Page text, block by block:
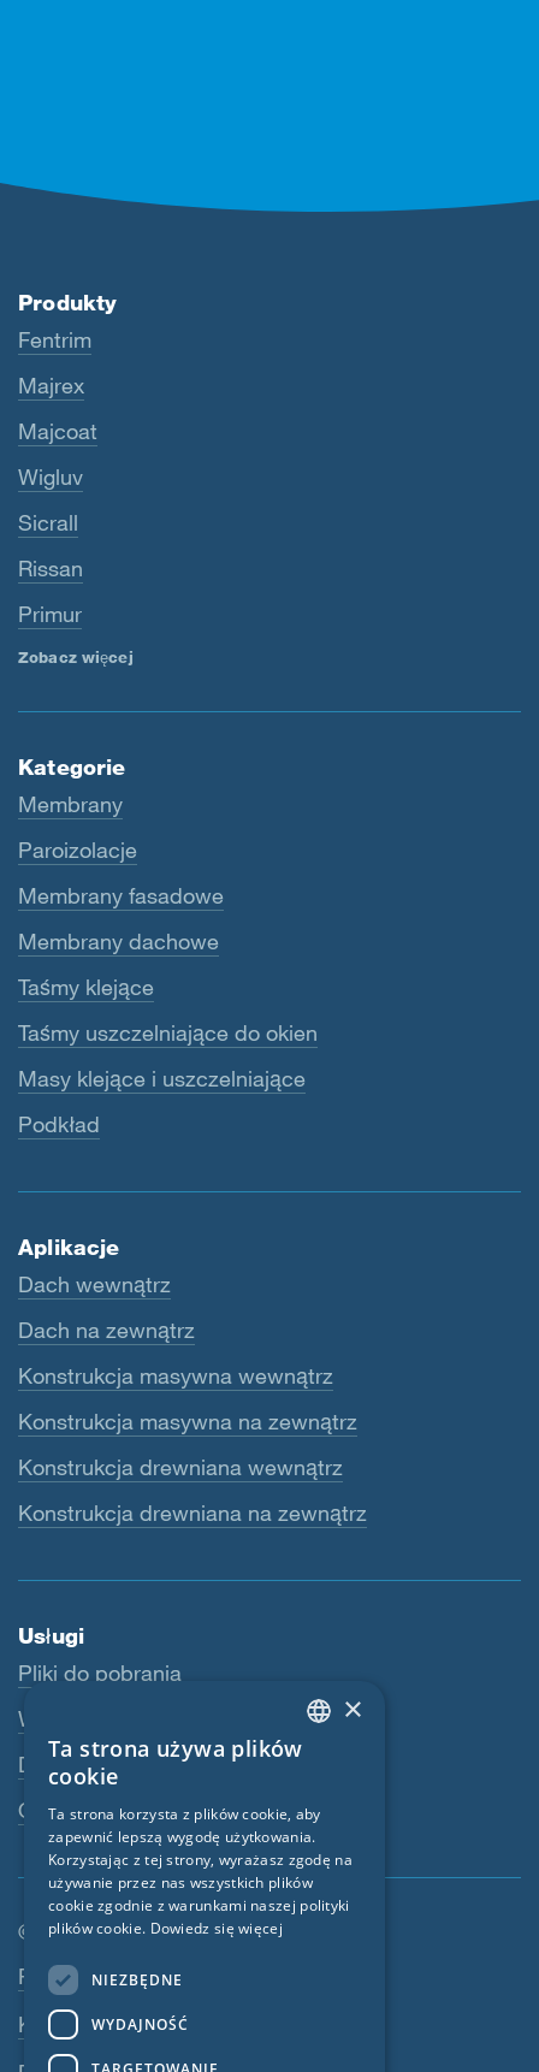
Produkty
Fentrim
Majrex
Majcoat
Wigluv
Sicrall
Rissan
Primur
Zobacz więcej
Kategorie
Membrany
Paroizolacje
Membrany fasadowe
Membrany dachowe
Taśmy klejące
Taśmy uszczelniające do okien
Masy klejące i uszczelniające
Podkład
Aplikacje
Dach wewnątrz
Dach na zewnątrz
Konstrukcja masywna wewnątrz
Konstrukcja masywna na zewnątrz
Konstrukcja drewniana wewnątrz
Konstrukcja drewniana na zewnątrz
Usługi
Pliki do pobrania
Webshop
Dealerzy
Osoba kontaktowa
© SIGA 2026
Nawigacja w stopce
Praca
Kontakt
ENGLISH
FRENCH
CZECH
ITALIAN
×
Ta strona używa plików
cookie
Ta strona korzysta z plików cookie, aby
zapewnić lepszą wygodę użytkowania.
Korzystając z tej strony, wyrażasz zgodę na
używanie przez nas wszystkich plików
cookie zgodnie z warunkami naszej polityki
plików cookie. Dowiedz się więcej
NIEZBĘDNE
WYDAJNOŚĆ